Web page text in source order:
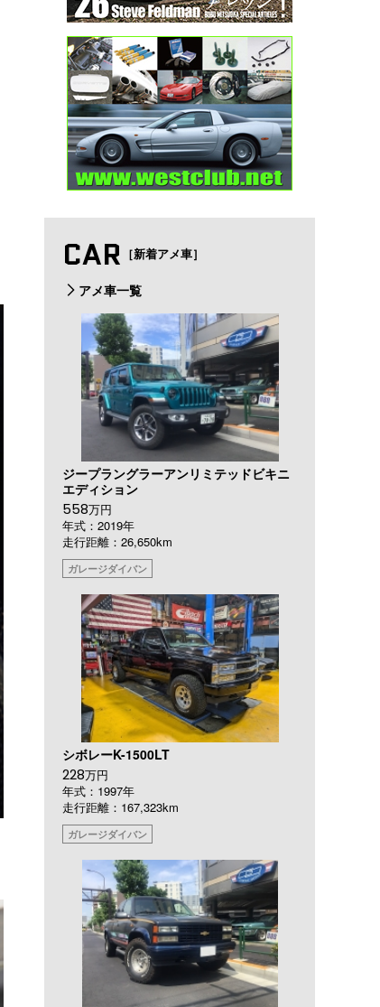
CAR ［新着アメ車］
アメ車一覧
ジープラングラーアンリミテッドビキニ
エディション
558万円
年式：2019年
走行距離：26,650km
ガレージダイバン
シボレーK-1500LT
228万円
年式：1997年
走行距離：167,323km
ガレージダイバン